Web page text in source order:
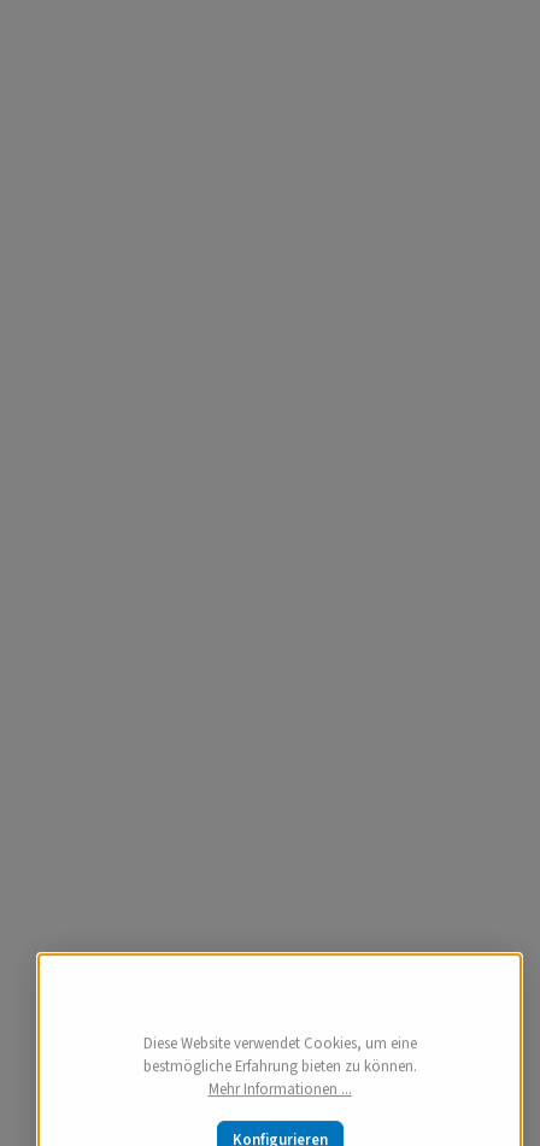
Diese Website verwendet Cookies, um eine
bestmögliche Erfahrung bieten zu können.
Mehr Informationen ...
Konfigurieren